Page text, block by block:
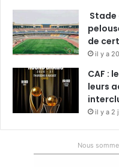
Stade
de
il y a
CAF :
leurs
il y a 2
Nous